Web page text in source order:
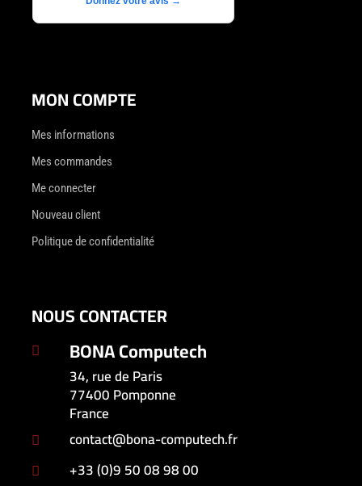
MON COMPTE
Mes informations
Mes commandes
Me connecter
Nouveau client
Politique de confidentialité
NOUS CONTACTER
 BONA Computech
34, rue de Paris
77400 Pomponne
France
 contact@bona-computech.fr
 +33 (0)9 50 08 98 00